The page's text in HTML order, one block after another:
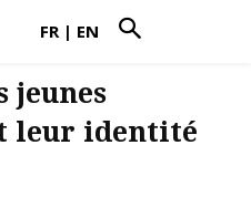
FR | EN
jeunes
leur identité